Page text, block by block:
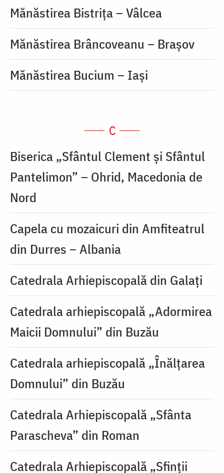
Mănăstirea Bistrița – Vâlcea
Mănăstirea Brâncoveanu – Brașov
Mănăstirea Bucium – Iași
C
Biserica „Sfântul Clement şi Sfântul
Pantelimon” – Ohrid, Macedonia de
Nord
Capela cu mozaicuri din Amfiteatrul
din Durres – Albania
Catedrala Arhiepiscopală din Galați
Catedrala arhiepiscopală „Adormirea
Maicii Domnului” din Buzău
Catedrala arhiepiscopală „Înălțarea
Domnului” din Buzău
Catedrala Arhiepiscopală „Sfânta
Parascheva” din Roman
Catedrala Arhiepiscopală „Sfinții